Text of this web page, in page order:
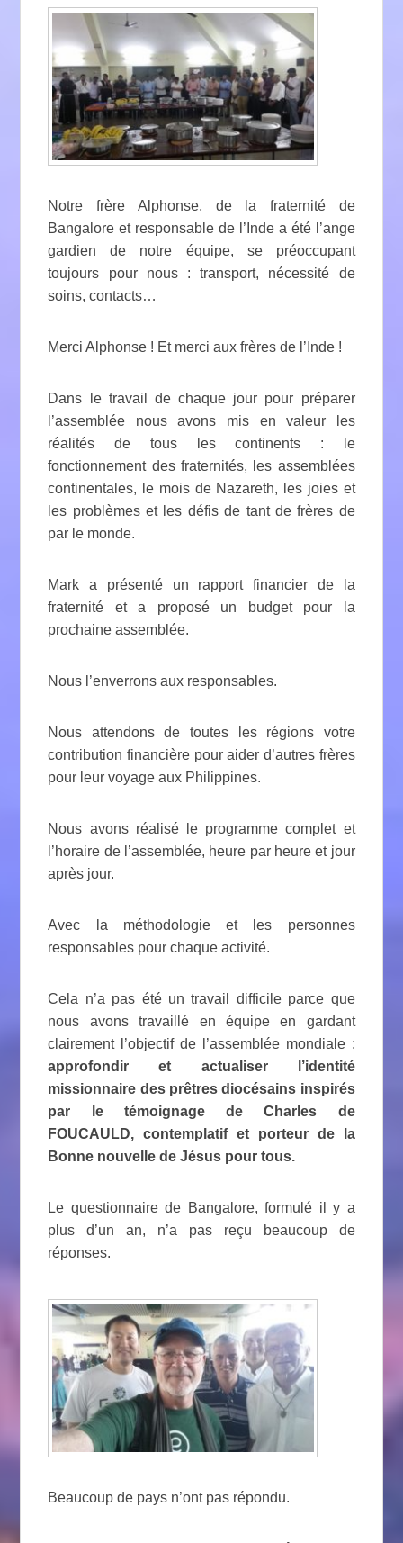
Notre frère Alphonse, de la fraternité de
Bangalore et responsable de l’Inde a été l’ange
gardien de notre équipe, se préoccupant
toujours pour nous : transport, nécessité de
soins, contacts…
Merci Alphonse ! Et merci aux frères de l’Inde !
Dans le travail de chaque jour pour préparer
l’assemblée nous avons mis en valeur les
réalités de tous les continents : le
fonctionnement des fraternités, les assemblées
continentales, le mois de Nazareth, les joies et
les problèmes et les défis de tant de frères de
par le monde.
Mark a présenté un rapport financier de la
fraternité et a proposé un budget pour la
prochaine assemblée.
Nous l’enverrons aux responsables.
Nous attendons de toutes les régions votre
contribution financière pour aider d’autres frères
pour leur voyage aux Philippines.
Nous avons réalisé le programme complet et
l’horaire de l’assemblée, heure par heure et jour
après jour.
Avec la méthodologie et les personnes
responsables pour chaque activité.
Cela n’a pas été un travail difficile parce que
nous avons travaillé en équipe en gardant
clairement l’objectif de l’assemblée mondiale :
approfondir et actualiser l’identité
missionnaire des prêtres diocésains inspirés
par le témoignage de Charles de
FOUCAULD, contemplatif et porteur de la
Bonne nouvelle de Jésus pour tous.
Le questionnaire de Bangalore, formulé il y a
plus d’un an, n’a pas reçu beaucoup de
réponses.
Beaucoup de pays n’ont pas répondu.